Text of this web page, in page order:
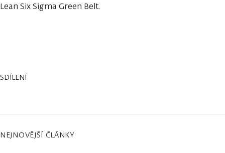
Lean Six Sigma Green Belt.
SDÍLENÍ
NEJNOVĚJŠÍ ČLÁNKY